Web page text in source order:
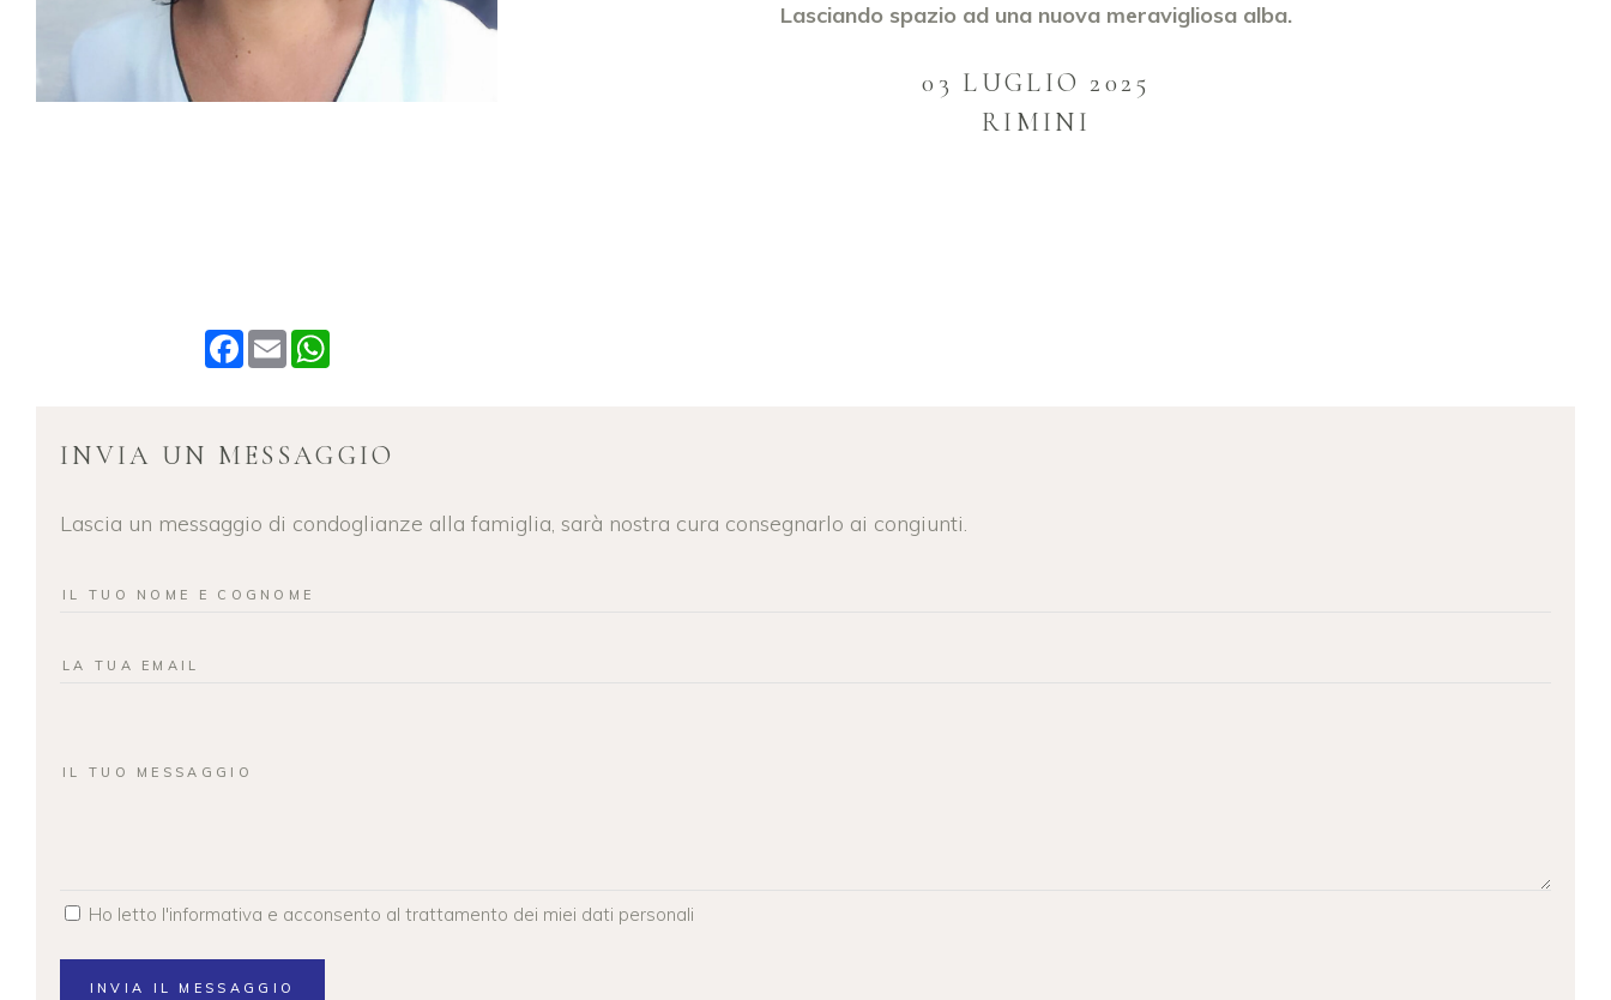
Facebook
EmailWhatsApp
Lasciando spazio ad una nuova meravigliosa alba.
03 LUGLIO 2025
RIMINI
INVIA UN MESSAGGIO
Lascia un messaggio di condoglianze alla famiglia, sarà nostra cura consegnarlo ai congiunti.
Ho letto l'informativa e acconsento al trattamento dei miei dati personali
INVIA IL MESSAGGIO